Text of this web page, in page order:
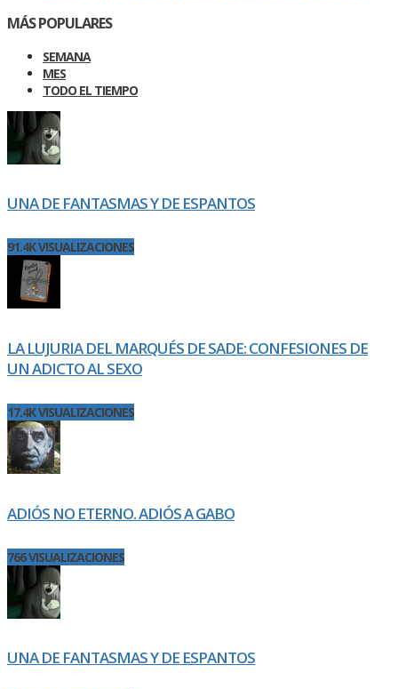
MÁS POPULARES
SEMANA
MES
TODO EL TIEMPO
UNA DE FANTASMAS Y DE ESPANTOS
91.4K VISUALIZACIONES
LA LUJURIA DEL MARQUÉS DE SADE: CONFESIONES DE
UN ADICTO AL SEXO
17.4K VISUALIZACIONES
ADIÓS NO ETERNO. ADIÓS A GABO
766 VISUALIZACIONES
UNA DE FANTASMAS Y DE ESPANTOS